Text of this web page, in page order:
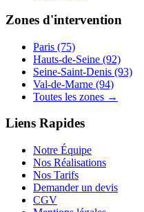
Zones d'intervention
Paris (75)
Hauts-de-Seine (92)
Seine-Saint-Denis (93)
Val-de-Marne (94)
Toutes les zones →
Liens Rapides
Notre Équipe
Nos Réalisations
Nos Tarifs
Demander un devis
CGV